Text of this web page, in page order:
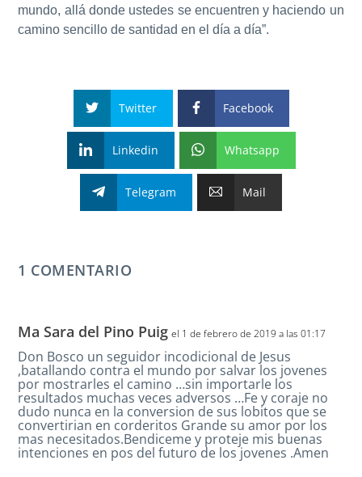
mundo, allá donde ustedes se encuentren y haciendo un
camino sencillo de santidad en el día a día”.
Twitter Facebook
Linkedin Whatsapp
Telegram Mail
1 COMENTARIO
Ma Sara del Pino Puig el 1 de febrero de 2019 a las 01:17
Don Bosco un seguidor incodicional de Jesus
,batallando contra el mundo por salvar los jovenes
por mostrarles el camino …sin importarle los
resultados muchas veces adversos …Fe y coraje no
dudo nunca en la conversion de sus lobitos que se
convertirian en corderitos Grande su amor por los
mas necesitados.Bendiceme y proteje mis buenas
intenciones en pos del futuro de los jovenes .Amen